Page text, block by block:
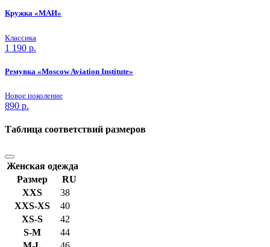
Кружка «МАИ»
Классика
1 190 р.
Ремувка «Moscow Aviation Institute»
Новое поколение
890 р.
Таблица соответствий размеров
Женская одежда
Размер
RU
XXS
38
XXS-XS
40
XS-S
42
S-M
44